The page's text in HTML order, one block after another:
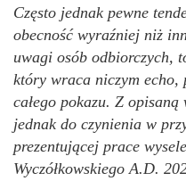
Często jednak pewne
obecność wyraźniej niż
uwagi osób odbiorczych,
który wraca niczym echo,
całego pokazu. Z
jednak do czynienia w
prezentującej prace
Wyczółkowskiego A.D.